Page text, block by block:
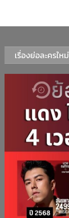
เรื่องย่อละครให